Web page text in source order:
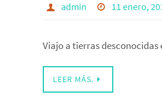
admin 11 enero,
Viajo a tierras desconocidas
LEER MÁS.